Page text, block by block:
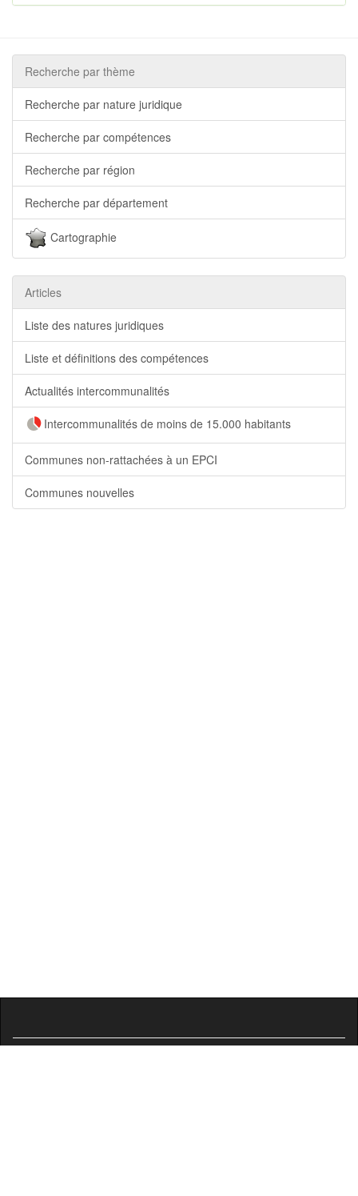
Recherche par thème
Recherche par nature juridique
Recherche par compétences
Recherche par région
Recherche par département
Cartographie
Articles
Liste des natures juridiques
Liste et définitions des compétences
Actualités intercommunalités
Intercommunalités de moins de 15.000 habitants
Communes non-rattachées à un EPCI
Communes nouvelles